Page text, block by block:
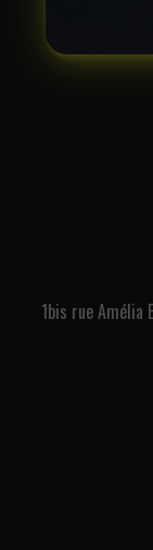
1bis rue Amélia